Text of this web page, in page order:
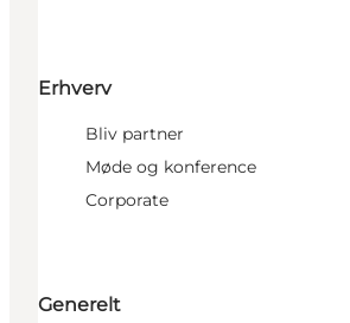
Erhverv
Bliv partner
Møde og konference
Corporate
Generelt